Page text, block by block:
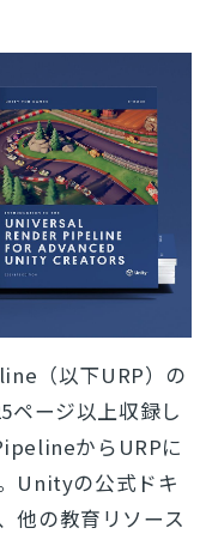
（以下URP）の
ページ以上収録し
からURPに
Unityの公式ドキ
他の教育リソース